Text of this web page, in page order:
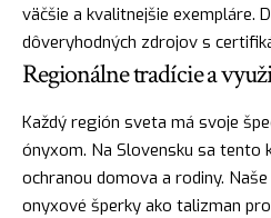
väčšie a kvalitnejšie exempláre.
dôveryhodných zdrojov s
Regionálne tradície a
Každý región sveta má svoje
ónyxom. Na Slovensku sa tento
ochranou domova a rodiny.
onyxové šperky ako talizman